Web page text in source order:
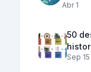
Abr 1
50
Sep 15